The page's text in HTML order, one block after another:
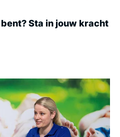
Sta in jouw kracht